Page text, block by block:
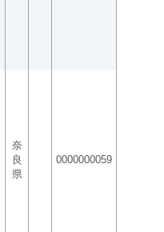
奈
良
県
0000000059